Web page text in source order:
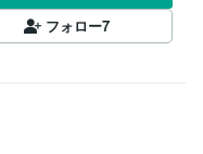
フォロー7